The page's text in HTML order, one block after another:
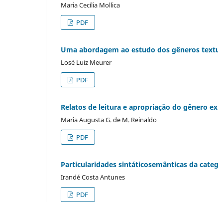
Maria Cecília Mollica
PDF
Uma abordagem ao estudo dos gêneros
Losé Luiz Meurer
PDF
Relatos de leitura e apropriação do gênero
Maria Augusta G. de M. Reinaldo
PDF
Particularidades sintáticosemânticas da
Irandé Costa Antunes
PDF